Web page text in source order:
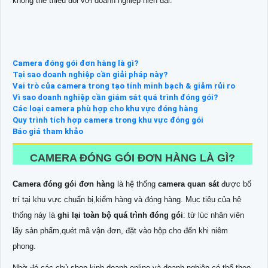
Camera đóng gói đơn hàng là gì?
Tại sao doanh nghiệp cần giải pháp này?
Vai trò của camera trong tạo tính minh bạch & giảm rủi ro
Vì sao doanh nghiệp cần giám sát quá trình đóng gói?
Các loại camera phù hợp cho khu vực đóng hàng
Quy trình tích hợp camera trong khu vực đóng gói
Báo giá tham khảo
CAMERA ĐÓNG GÓI ĐƠN HÀNG LÀ GÌ?
Camera đóng gói đơn hàng là hệ thống camera quan sát được bố
trí tại khu vực chuẩn bị,kiểm hàng và đóng hàng. Mục tiêu của hệ
thống này là ghi lại toàn bộ quá trình đóng gói: từ lúc nhân viên
lấy sản phẩm,quét mã vận đơn, đặt vào hộp cho đến khi niêm
phong.